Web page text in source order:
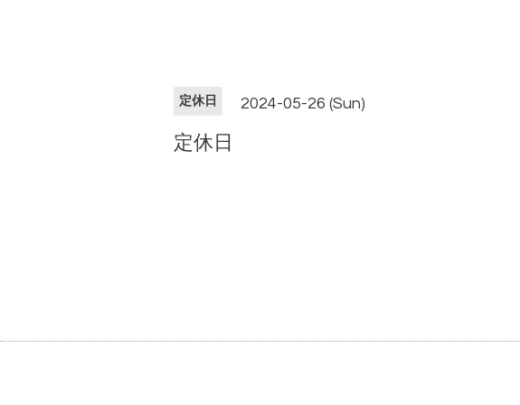
定休日 2024-05-26 (Sun)
定休日